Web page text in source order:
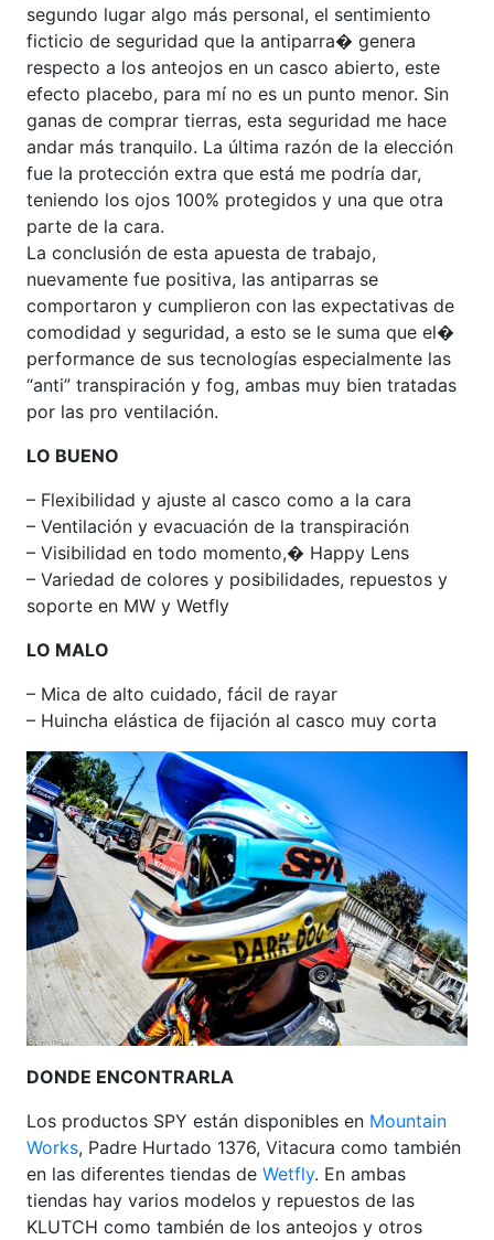
segundo lugar algo más personal, el sentimiento
ficticio de seguridad que la antiparra� genera
respecto a los anteojos en un casco abierto, este
efecto placebo, para mí no es un punto menor. Sin
ganas de comprar tierras, esta seguridad me hace
andar más tranquilo. La última razón de la elección
fue la protección extra que está me podría dar,
teniendo los ojos 100% protegidos y una que otra
parte de la cara.
La conclusión de esta apuesta de trabajo,
nuevamente fue positiva, las antiparras se
comportaron y cumplieron con las expectativas de
comodidad y seguridad, a esto se le suma que el�
performance de sus tecnologías especialmente las
“anti” transpiración y fog, ambas muy bien tratadas
por las pro ventilación.
LO BUENO
– Flexibilidad y ajuste al casco como a la cara
– Ventilación y evacuación de la transpiración
– Visibilidad en todo momento,� Happy Lens
– Variedad de colores y posibilidades, repuestos y
soporte en MW y Wetfly
LO MALO
– Mica de alto cuidado, fácil de rayar
– Huincha elástica de fijación al casco muy corta
DONDE ENCONTRARLA
Los productos SPY están disponibles en Mountain
Works, Padre Hurtado 1376, Vitacura como también
en las diferentes tiendas de Wetfly. En ambas
tiendas hay varios modelos y repuestos de las
KLUTCH como también de los anteojos y otros